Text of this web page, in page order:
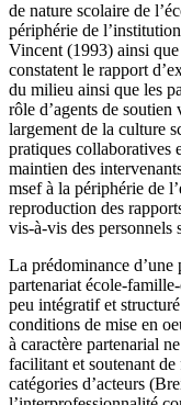
de nature scolaire de
périphérie de
Vincent (1993) ainsi
constatent le rapport
du milieu ainsi que les
rôle d’agents de
largement de la culture
pratiques collaboratives
maintien des
msef à la périphérie de
reproduction des
vis-à-vis des personnels
La prédominance d’une
partenariat école-
peu intégratif et
conditions de mise en
à caractère partenarial
facilitant et soutenant
catégories d’acteurs